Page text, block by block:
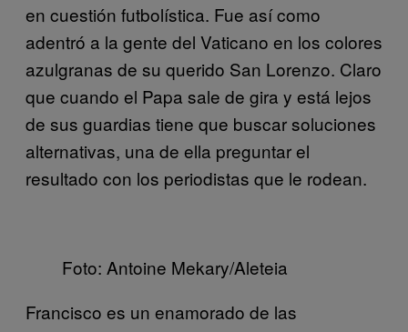
en cuestión futbolística. Fue así como
adentró a la gente del Vaticano en los colores
azulgranas de su querido San Lorenzo. Claro
que cuando el Papa sale de gira y está lejos
de sus guardias tiene que buscar soluciones
alternativas, una de ella preguntar el
resultado con los periodistas que le rodean.
Foto: Antoine Mekary/Aleteia
Francisco es un enamorado de las